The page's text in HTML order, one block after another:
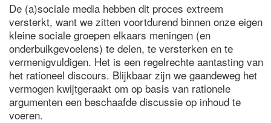
De (a)sociale media hebben dit proces extreem
versterkt, want we zitten voortdurend binnen onze eigen
kleine sociale groepen elkaars meningen (en
onderbuikgevoelens) te delen, te versterken en te
vermenigvuldigen. Het is een regelrechte aantasting van
het rationeel discours. Blijkbaar zijn we gaandeweg het
vermogen kwijtgeraakt om op basis van rationele
argumenten een beschaafde discussie op inhoud te
voeren.